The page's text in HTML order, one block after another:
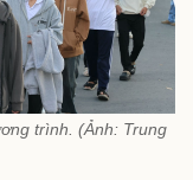
trình. (Ảnh: Trung